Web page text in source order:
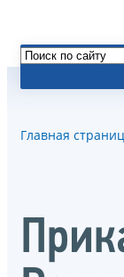
Главная